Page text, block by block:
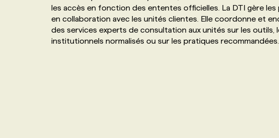
NOS TARIFS
PROGRAMMES DE SUBVENTIONS
ANNONCEZ AVEC NOUS
les accès en fonction des ententes officielles. La DTI gère
en collaboration avec les unités clientes. Elle coordonne et
des services experts de consultation aux unités sur les
institutionnels normalisés ou sur les pratiques recommandées.